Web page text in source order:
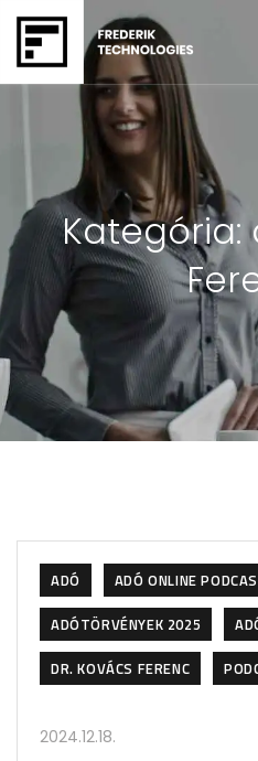
Kategória:
ADÓ
ADÓ ONLINE
ADÓTÖRVÉNYEK 2025
DR. KOVÁCS FERENC
2024.12.18.